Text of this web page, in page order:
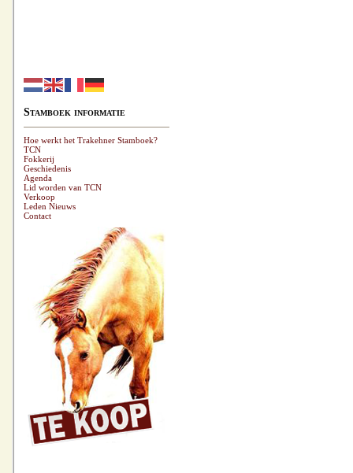
Stamboek informatie
Hoe werkt het Trakehner Stamboek?
TCN
Fokkerij
Geschiedenis
Agenda
Lid worden van TCN
Verkoop
Leden Nieuws
Contact